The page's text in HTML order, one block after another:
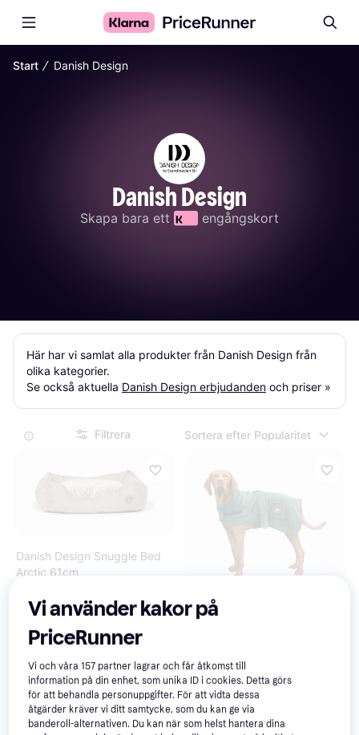
Start ∕ Danish Design
Danish Design
Skapa bara ett engångskort
Här har vi samlat alla produkter från Danish Design från
olika kategorier.
Se också aktuella Danish Design erbjudanden och priser »
Filtrera Sortera efter Popularitet
Danish Design Snuggle Bed
Arctic 61cm
479 kr
5 butiker
Danish Design Dog Bath
587 kr
4 butiker
Trendande
Vi använder kakor på
PriceRunner
Vi och våra157 partner lagrar och får åtkomst till
information på din enhet, som unika ID i cookies. Detta görs
för att behandla personuppgifter. För att vidta dessa
åtgärder kräver vi ditt samtycke, som du kan ge via
banderoll-alternativen. Du kan när som helst hantera dina